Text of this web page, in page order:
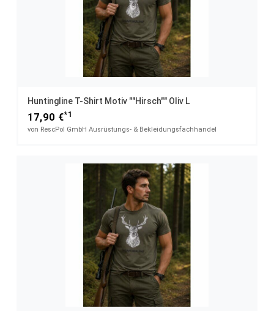
Huntingline T-Shirt Motiv ""Hirsch"" Oliv L
17,90 €*1
von RescPol GmbH Ausrüstungs- & Bekleidungsfachhandel